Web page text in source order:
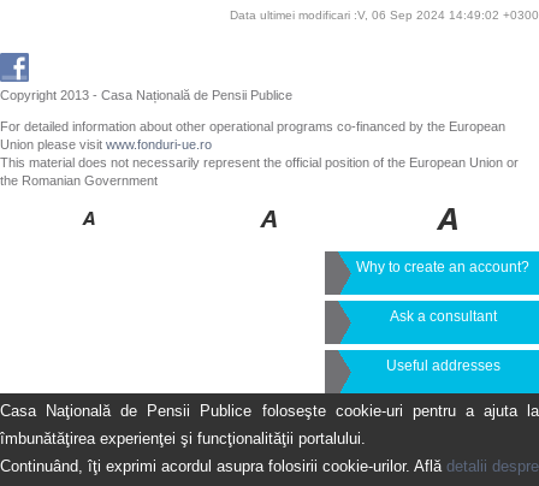
Data ultimei modificari :V, 06 Sep 2024 14:49:02 +0300
Copyright 2013 - Casa Națională de Pensii Publice
For detailed information about other operational programs co-financed by the European
Union please visit www.fonduri-ue.ro
This material does not necessarily represent the official position of the European Union or
the Romanian Government
Why to create an account?
Ask a consultant
Useful addresses
Casa Naţională de Pensii Publice foloseşte cookie-uri pentru a ajuta la
îmbunătăţirea experienţei şi funcţionalităţii portalului.
Continuând, îţi exprimi acordul asupra folosirii cookie-urilor. Află detalii despre